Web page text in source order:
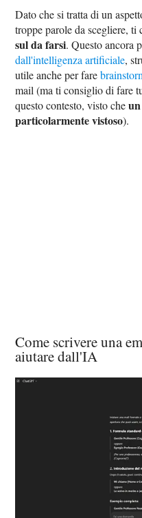
Dato che si tratta di un
troppe parole da scegliere,
sul da farsi. Questo ancora
dall'intelligenza artificiale,
utile anche per fare
mail (ma ti consiglio di fare
questo contesto, visto che
particolarmente vistoso).
Come scrivere una
aiutare dall'IA